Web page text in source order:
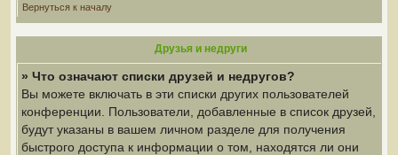
Вернуться к началу
Друзья и недруги
» Что означают списки друзей и недругов?
Вы можете включать в эти списки других пользователей
конференции. Пользователи, добавленные в список друзей,
будут указаны в вашем личном разделе для получения
быстрого доступа к информации о том, находятся ли они